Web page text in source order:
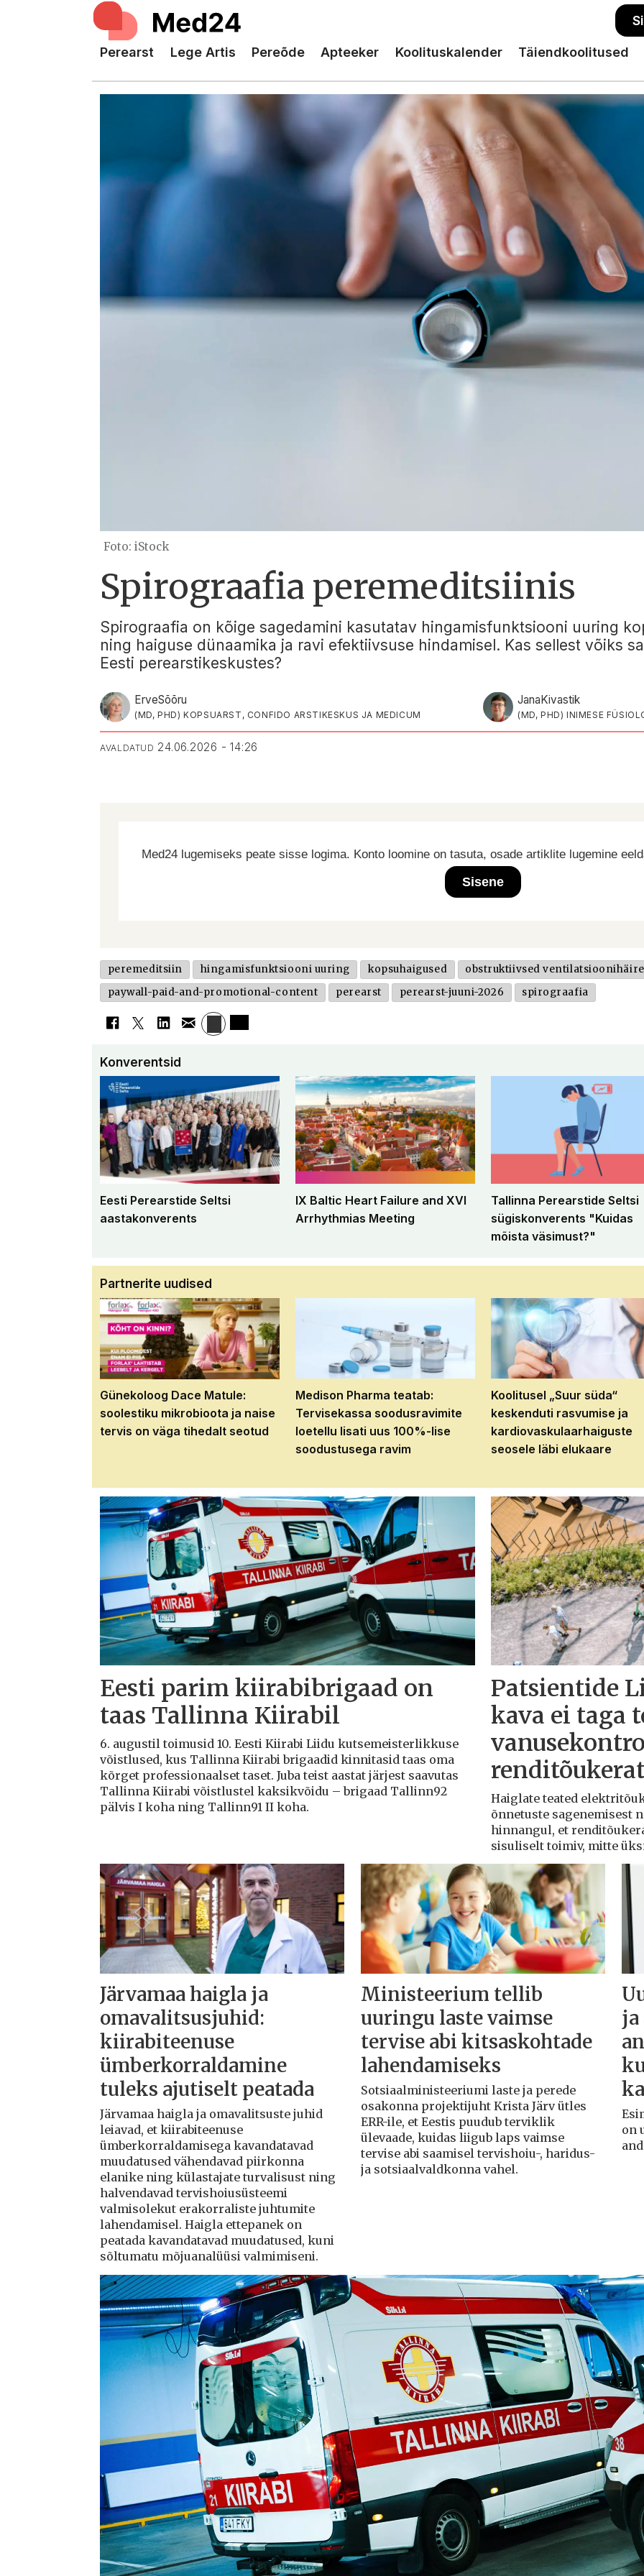
Perearst Lege Artis Pereõde Apteeker Koolituskalender Täiendkoolitused
Foto: iStock
Spirograafia peremeditsiinis
Spirograafia on kõige sagedamini kasutatav hingamisfunktsiooni uuring
ning haiguse dünaamika ja ravi efektiivsuse hindamisel. Kas sellest võiks
Eesti perearstikeskustes?
ErveSõõru
(MD, PHD) KOPSUARST, CONFIDO ARSTIKESKUS JA MEDICUM
JanaKivastik
(MD, PHD) INIMESE
AVALDATUD 24.06.2026 - 14:26
Med24 lugemiseks peate sisse logima. Konto loomine on tasuta, osade artiklite lugemine
Sisene
peremeditsiin hingamisfunktsiooni uuring kopsuhaigused
obstruktiivsed
paywall-paid-and-promotional-content
perearst perearst-juuni-2026 spirograafia
Konverentsid
Eesti Perearstide Seltsi
aastakonverents
IX Baltic Heart Failure and XVI
Arrhythmias Meeting
Tallinna Perearstide Seltsi
sügiskonverents "Kuidas
mõista väsimust?"
Partnerite uudised
Günekoloog Dace Matule:
soolestiku mikrobioota ja naise
tervis on väga tihedalt seotud
Medison Pharma teatab:
Tervisekassa soodusravimite
loetellu lisati uus 100%-lise
soodustusega ravim
Koolitusel „Suur süda“
keskenduti rasvumise ja
kardiovaskulaarhaiguste
seosele läbi elukaare
Eesti parim kiirabibrigaad on
taas Tallinna Kiirabil
6. augustil toimusid 10. Eesti Kiirabi Liidu kutsemeisterlikkuse
võistlused, kus Tallinna Kiirabi brigaadid kinnitasid taas oma
kõrget professionaalset taset. Juba teist aastat järjest saavutas
Tallinna Kiirabi võistlustel kaksikvõidu – brigaad Tallinn92
pälvis I koha ning Tallinn91 II koha.
Patsientide
kava ei taga
Haiglate teated
õnnetuste sagenemisest
hinnangul, et
sisuliselt toimiv, mitte
Järvamaa haigla ja
omavalitsusjuhid:
kiirabiteenuse
ümberkorraldamine
tuleks ajutiselt peatada
Järvamaa haigla ja omavalitsuste juhid
leiavad, et kiirabiteenuse
ümberkorraldamisega kavandatavad
muudatused vähendavad piirkonna
elanike ning külastajate turvalisust ning
halvendavad tervishoiusüsteemi
valmisolekut erakorraliste juhtumite
lahendamisel. Haigla ettepanek on
peatada kavandatavad muudatused, kuni
sõltumatu mõjuanalüüsi valmimiseni.
Ministeerium tellib
uuringu laste vaimse
tervise abi kitsaskohtade
lahendamiseks
Sotsiaalministeeriumi laste ja perede
osakonna projektijuht Krista Järv ütles
ERR-ile, et Eestis puudub terviklik
ülevaade, kuidas liigub laps vaimse
tervise abi saamisel tervishoiu-, haridus-
ja sotsiaalvaldkonna vahel.
ja
on